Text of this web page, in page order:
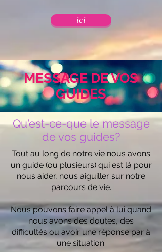
ici
MESSAGE DE VOS
GUIDES
Qu'est-ce-que le message
de vos guides?
Tout au long de notre vie nous avons
un guide (ou plusieurs) qui est là pour
nous aider, nous aiguiller sur notre
parcours de vie.
Nous pouvons faire appel à lui quand
nous avons des doutes, des
difficultés ou avoir une réponse par à
une situation.